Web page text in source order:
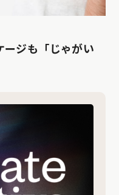
ージも「じゃがい